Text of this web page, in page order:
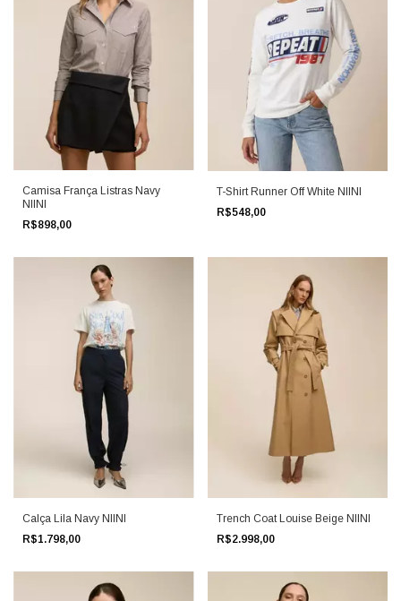
Camisa França Listras Navy
NIINI
R$898,00
T-Shirt Runner Off White NIINI
R$548,00
Calça Lila Navy NIINI
R$1.798,00
Trench Coat Louise Beige NIINI
R$2.998,00